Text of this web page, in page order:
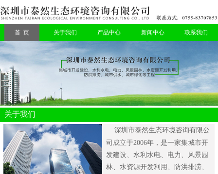
首 页 关于我们 产品中心 新闻中心 联系我们
关于我们
深圳市泰然生态环境咨询有限公
司 成立于2006年，是一家集城市开
发建设、水利水电、电力、风景园
林、水资源开发利用、防洪排涝、